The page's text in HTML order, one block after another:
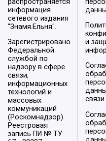
информация
сетевого издания
"Знамя.Ельня".
Зарегистрировано
Федеральной
службой по
надзору в сфере
связи,
информационных
технологий и
массовых
коммуникаций
(Роскомнадзор).
Реестровая
запись ПИ № ТУ
и
связи